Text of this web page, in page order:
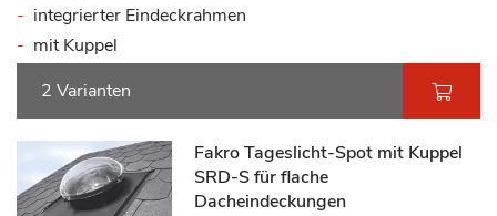
integrierter Eindeckrahmen
mit Kuppel
2 Varianten
Fakro Tageslicht-Spot mit Kuppel
SRD-S für flache
Dacheindeckungen